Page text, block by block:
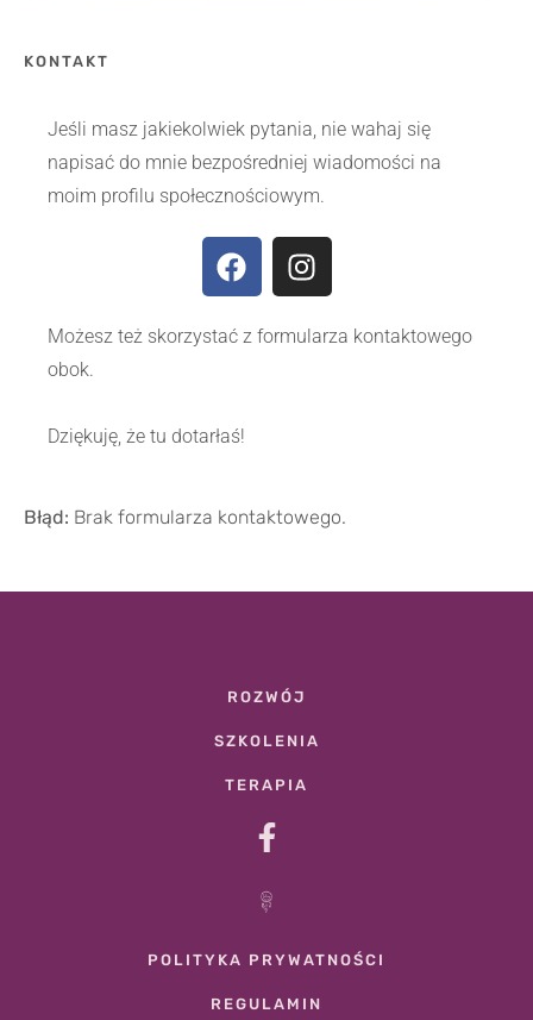
KONTAKT
Jeśli masz jakiekolwiek pytania, nie wahaj się
napisać do mnie bezpośredniej wiadomości na
moim profilu społecznościowym.
Możesz też skorzystać z formularza kontaktowego
obok.
Dziękuję, że tu dotarłaś!
Błąd: Brak formularza kontaktowego.
ROZWÓJ
SZKOLENIA
TERAPIA
POLITYKA PRYWATNOŚCI
REGULAMIN